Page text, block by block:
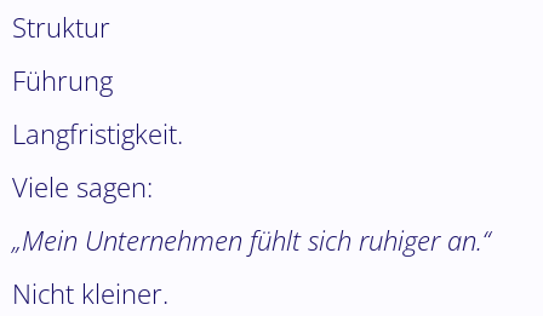
Struktur
Führung
Langfristigkeit.
Viele sagen:
„Mein Unternehmen fühlt sich ruhiger an.“
Nicht kleiner.